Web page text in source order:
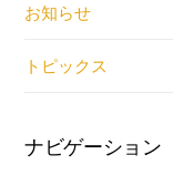
お知らせ
トピックス
ナビゲーション